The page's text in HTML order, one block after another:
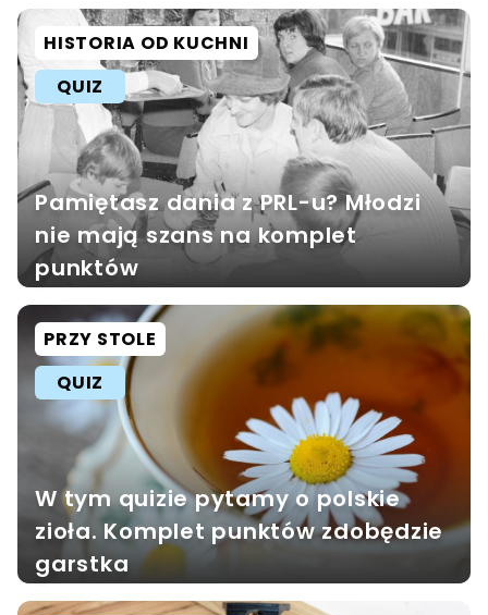
HISTORIA OD KUCHNI
QUIZ
Pamiętasz dania z PRL-u? Młodzi
nie mają szans na komplet
punktów
PRZY STOLE
QUIZ
W tym quizie pytamy o polskie
zioła. Komplet punktów zdobędzie
garstka